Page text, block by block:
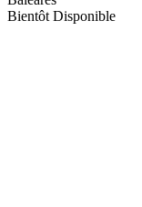
Bientôt Disponible